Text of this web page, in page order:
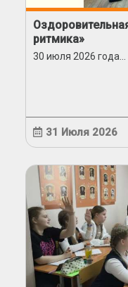
ритмика»
30 июля 2026 года...
31 Июля 2026